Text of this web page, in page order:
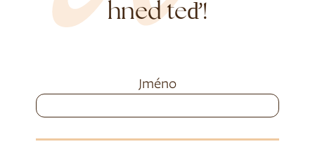
hned teď!
Jméno